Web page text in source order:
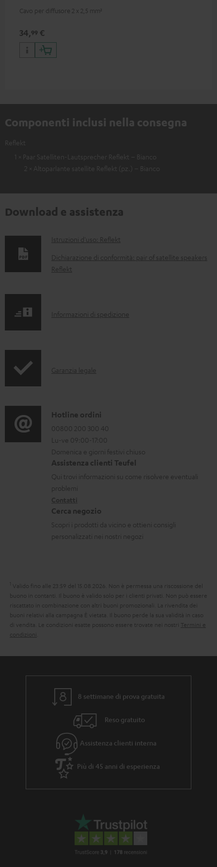
Cavo per diffusore 2 x 2,5 mm²
34,99 €
Componenti inclusi nella consegna
Reflekt
1 × Paar Satelliten-Lautsprecher Reflekt – Bianco
2 × Altoparlante satellite Reflekt (pz.) – Bianco
Download e assistenza
D
o
c
e
s
r
i
c
a
b
i
i
Istruzioni d'uso: Reflekt
Dichiarazione di conformità: pair of satellite speakers
Reflekt
I
r
z
i
o
n
i
d
s
p
z
i
o
Informazioni di spedizione
I
o
r
m
a
z
i
n
i
a
n
z
Garanzia legale
C
o
n
t
a
t
i
Hotline ordini
00800 200 300 40
Lu-ve 09:00-17:00
Domenica e giorni festivi chiuso
Assistenza clienti Teufel
Qui trovi informazioni su come risolvere eventuali
problemi
Cerca negozio
Scopri i prodotti da vicino e ottieni consigli
personalizzati nei nostri negozi
1 Valido fino alle 23:59 del 15.08.2026. Non è permessa una riscossione del
buono in contanti. Il buono è valido solo per i clienti privati. Non può essere
riscattato in combinazione con altri buoni promozionali. La rivendita dei
buoni relativi alla campagna È vietata. Il buono perde la sua validità in caso
di vendita. Le condizioni esatte possono essere trovate nei nostri Termini e
condizioni
8 settimane di prova gratuita
Reso gratuito
Assistenza clienti interna
Più di 45 anni di esperienza